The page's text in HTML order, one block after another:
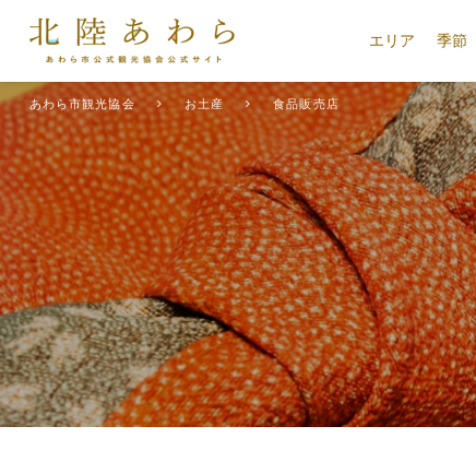
エリア 季節
あわら市観光協会 お土産 食品販売店